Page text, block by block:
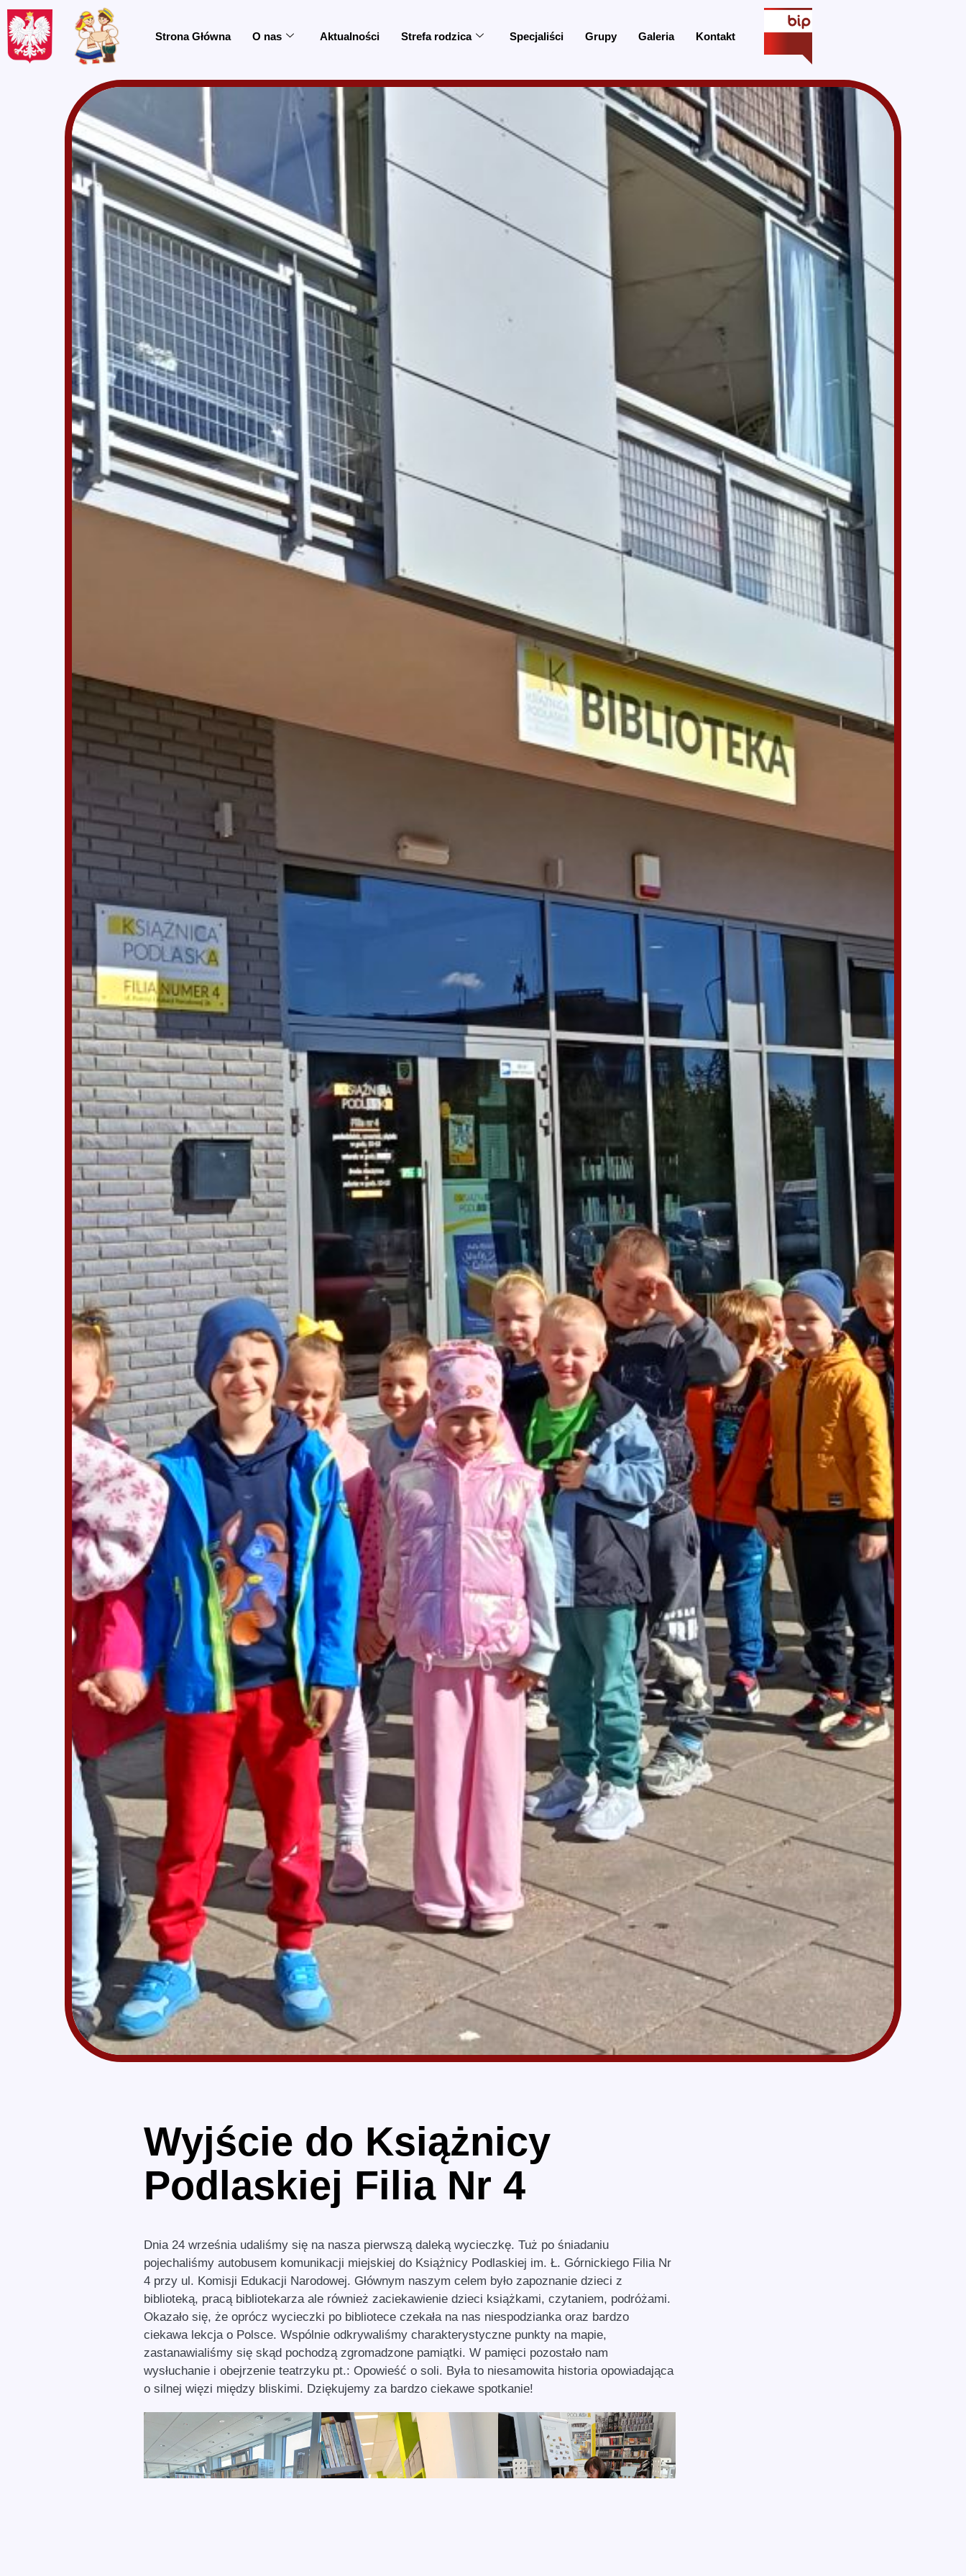
treści
Strona Główna O nas Aktualności Strefa rodzica Specjaliści Grupy Galeria Kontakt
Wyjście do Książnicy
Podlaskiej Filia Nr 4
Dnia 24 września udaliśmy się na nasza pierwszą daleką wycieczkę. Tuż po śniadaniu
pojechaliśmy autobusem komunikacji miejskiej do Książnicy Podlaskiej im. Ł. Górnickiego Filia Nr
4 przy ul. Komisji Edukacji Narodowej. Głównym naszym celem było zapoznanie dzieci z
biblioteką, pracą bibliotekarza ale również zaciekawienie dzieci książkami, czytaniem, podróżami.
Okazało się, że oprócz wycieczki po bibliotece czekała na nas niespodzianka oraz bardzo
ciekawa lekcja o Polsce. Wspólnie odkrywaliśmy charakterystyczne punkty na mapie,
zastanawialiśmy się skąd pochodzą zgromadzone pamiątki. W pamięci pozostało nam
wysłuchanie i obejrzenie teatrzyku pt.: Opowieść o soli. Była to niesamowita historia opowiadająca
o silnej więzi między bliskimi. Dziękujemy za bardzo ciekawe spotkanie!